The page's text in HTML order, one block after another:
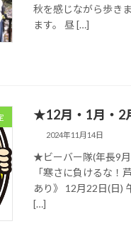
秋を感じながら歩き
ます。 昼 […]
★12月・1月・2
2024年11月14日
★ビーバー隊(年長9
「寒さに負けるな！
あり》 12月22日(日)
[…]